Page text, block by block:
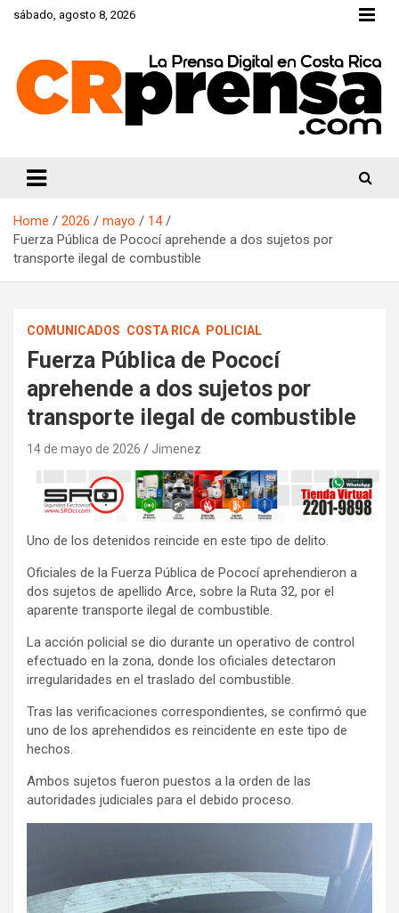
Skipsábado, agosto 8, 2026
Home 2026 mayo
14
Fuerza Pública de Pococí aprehende a dos sujetos por
transporte ilegal de combustible
COMUNICADOS COSTA RICA POLICIAL
Fuerza Pública de Pococí
aprehende a dos sujetos por
transporte ilegal de combustible
14 de mayo de 2026 Jimenez
Uno de los detenidos reincide en este tipo de delito.
Oficiales de la Fuerza Pública de Pococí aprehendieron a
dos sujetos de apellido Arce, sobre la Ruta 32, por el
aparente transporte ilegal de combustible.
La acción policial se dio durante un operativo de control
efectuado en la zona, donde los oficiales detectaron
irregularidades en el traslado del combustible.
Tras las verificaciones correspondientes, se confirmó que
uno de los aprehendidos es reincidente en este tipo de
hechos.
Ambos sujetos fueron puestos a la orden de las
autoridades judiciales para el debido proceso.